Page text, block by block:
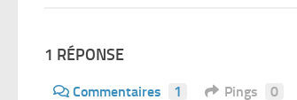
1 RÉPONSE
Commentaires 1 Pings 0